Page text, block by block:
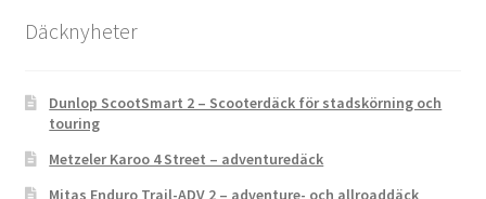
Däcknyheter
Dunlop ScootSmart 2 – Scooterdäck för stadskörning och
touring
Metzeler Karoo 4 Street – adventuredäck
Mitas Enduro Trail-ADV 2 – adventure- och allroaddäck